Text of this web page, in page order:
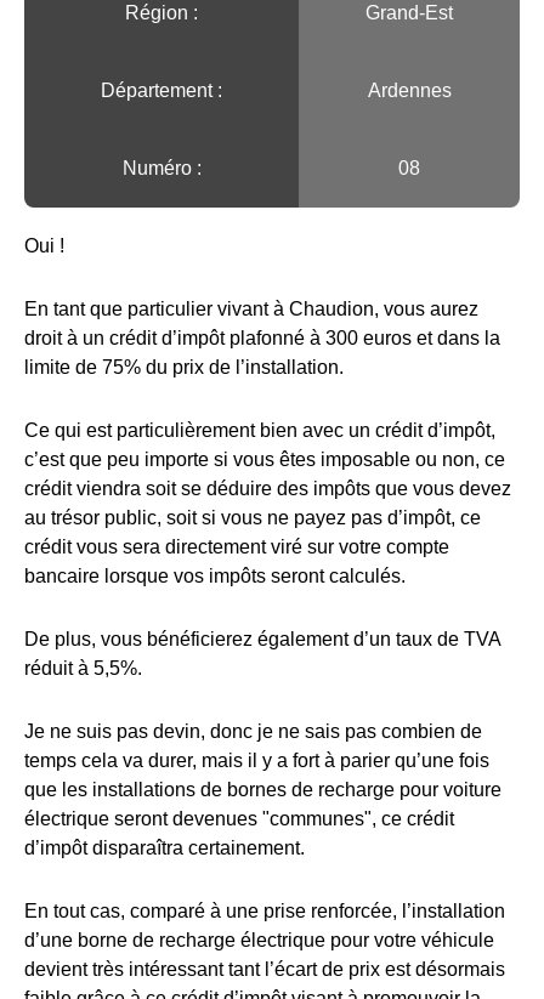
Région :️ Grand-Est
Département : Ardennes
Numéro : 08
Oui !
En tant que particulier vivant à Chaudion, vous aurez
droit à un crédit d’impôt plafonné à 300 euros et dans la
limite de 75% du prix de l’installation.
Ce qui est particulièrement bien avec un crédit d’impôt,
c’est que peu importe si vous êtes imposable ou non, ce
crédit viendra soit se déduire des impôts que vous devez
au trésor public, soit si vous ne payez pas d’impôt, ce
crédit vous sera directement viré sur votre compte
bancaire lorsque vos impôts seront calculés.
De plus, vous bénéficierez également d’un taux de TVA
réduit à 5,5%.
Je ne suis pas devin, donc je ne sais pas combien de
temps cela va durer, mais il y a fort à parier qu’une fois
que les installations de bornes de recharge pour voiture
électrique seront devenues "communes", ce crédit
d’impôt disparaîtra certainement.
En tout cas, comparé à une prise renforcée, l’installation
d’une borne de recharge électrique pour votre véhicule
devient très intéressant tant l’écart de prix est désormais